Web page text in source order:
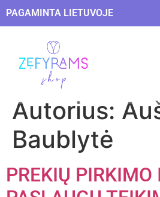
PAGAMINTA LIETUVOJE
Autorius:
Baublytė
PREKIŲ PIRKIMO